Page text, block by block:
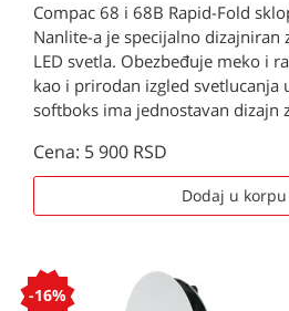
Compac 68 i 68B Rapid-Fold
Nanlite-a je specijalno dizajniran
LED svetla. Obezbeđuje meko i
kao i prirodan izgled svetlucanja
softboks ima jednostavan dizajn
Cena: 5 900 RSD
Dodaj u korpu
-16%